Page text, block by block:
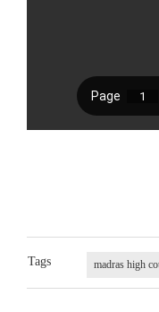
Tags madras high